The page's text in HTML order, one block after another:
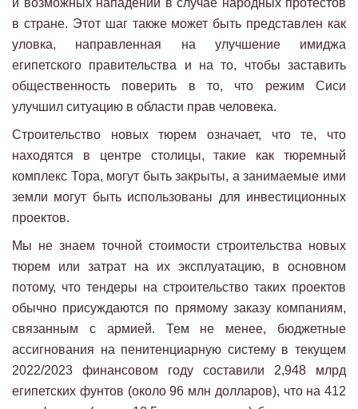
в стране. Этот шаг также может быть представлен как
уловка, направленная на улучшение имиджа
египетского правительства и на то, чтобы заставить
общественность поверить в то, что режим Сиси
улучшил ситуацию в области прав человека.
Строительство новых тюрем означает, что те, что
находятся в центре столицы, такие как тюремный
комплекс Тора, могут быть закрыты, а занимаемые ими
земли могут быть использованы для инвестиционных
проектов.
Мы не знаем точной стоимости строительства новых
тюрем или затрат на их эксплуатацию, в основном
потому, что тендеры на строительство таких проектов
обычно присуждаются по прямому заказу компаниям,
связанным с армией. Тем не менее, бюджетные
ассигнования на пенитенциарную систему в текущем
2022/2023 финансовом году составили 2,948 млрд
египетских фунтов (около 96 млн долларов), что на 412